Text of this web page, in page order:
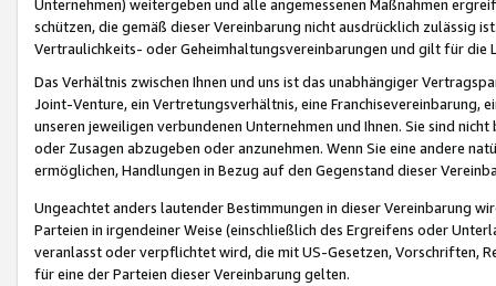
Unternehmen) weitergeben und alle angemessenen Maßnahmen
schützen, die gemäß dieser Vereinbarung nicht ausdrücklich zulässig
Vertraulichkeits- oder Geheimhaltungsvereinbarungen und gilt für die
Das Verhältnis zwischen Ihnen und uns ist das unabhängiger
Joint-Venture, ein Vertretungsverhältnis, eine Franchisevereinbarung,
unseren jeweiligen verbundenen Unternehmen und Ihnen. Sie sind
oder Zusagen abzugeben oder anzunehmen. Wenn Sie eine andere
ermöglichen, Handlungen in Bezug auf den Gegenstand dieser
Ungeachtet anders lautender Bestimmungen in dieser Vereinbarung
Parteien in irgendeiner Weise (einschließlich des Ergreifens oder
veranlasst oder verpflichtet wird, die mit US-Gesetzen, Vorschriften,
für eine der Parteien dieser Vereinbarung gelten.